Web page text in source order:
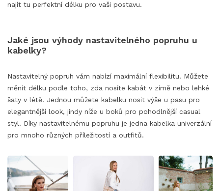
najít tu perfektní délku pro vaši postavu.
Jaké jsou výhody nastavitelného popruhu u
kabelky?
Nastavitelný popruh vám nabízí maximální flexibilitu. Můžete
měnit délku podle toho, zda nosíte kabát v zimě nebo lehké
šaty v létě. Jednou můžete kabelku nosit výše u pasu pro
elegantnější look, jindy níže u boků pro pohodlnější casual
styl. Díky nastavitelnému popruhu je jedna kabelka univerzální
pro mnoho různých příležitostí a outfitů.